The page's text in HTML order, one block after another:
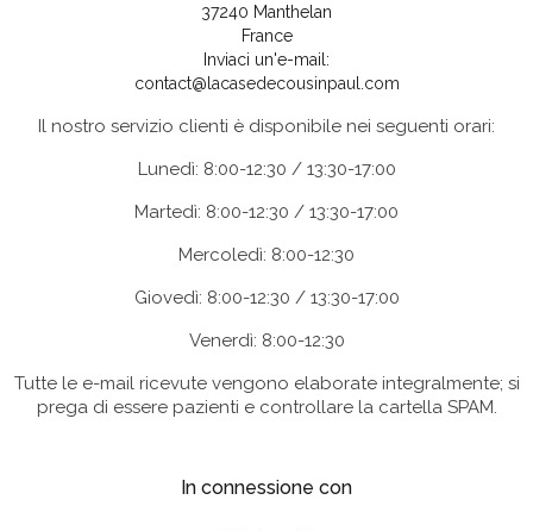
37240 Manthelan
France
Inviaci un'e-mail:
contact@lacasedecousinpaul.com
Il nostro servizio clienti è disponibile nei seguenti orari:
Lunedì: 8:00-12:30 / 13:30-17:00
Martedì: 8:00-12:30 / 13:30-17:00
Mercoledì: 8:00-12:30
Giovedì: 8:00-12:30 / 13:30-17:00
Venerdì: 8:00-12:30
Tutte le e-mail ricevute vengono elaborate integralmente; si
prega di essere pazienti e controllare la cartella SPAM.
In connessione con